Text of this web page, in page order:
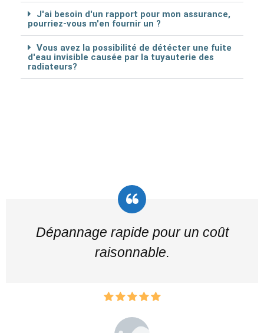
J'ai besoin d'un rapport pour mon assurance,
pourriez-vous m'en fournir un ?
Vous avez la possibilité de détécter une fuite
d'eau invisible causée par la tuyauterie des
radiateurs?
Dépannage rapide pour un coût
raisonnable.